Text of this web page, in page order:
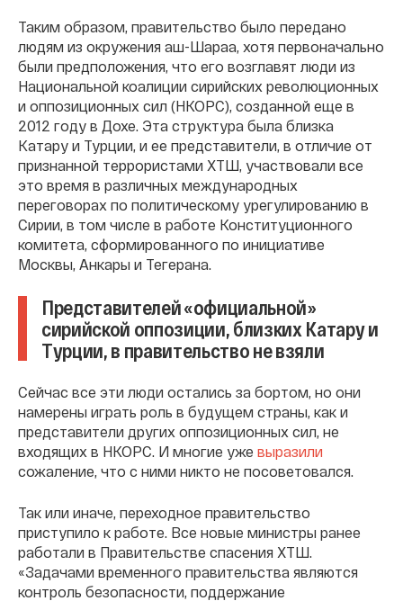
Таким образом, правительство было передано
людям из окружения аш-Шараа, хотя первоначально
были предположения, что его возглавят люди из
Национальной коалиции сирийских революционных
и оппозиционных сил (НКОРС), созданной еще в
2012 году в Дохе. Эта структура была близка
Катару и Турции, и ее представители, в отличие от
признанной террористами ХТШ, участвовали все
это время в различных международных
переговорах по политическому урегулированию в
Сирии, в том числе в работе Конституционного
комитета, сформированного по инициативе
Москвы, Анкары и Тегерана.
Представителей «официальной»
сирийской оппозиции, близких Катару и
Турции, в правительство не взяли
Сейчас все эти люди остались за бортом, но они
намерены играть роль в будущем страны, как и
представители других оппозиционных сил, не
входящих в НКОРС. И многие уже выразили
сожаление, что с ними никто не посоветовался.
Так или иначе, переходное правительство
приступило к работе. Все новые министры ранее
работали в Правительстве спасения ХТШ.
«Задачами временного правительства являются
контроль безопасности, поддержание